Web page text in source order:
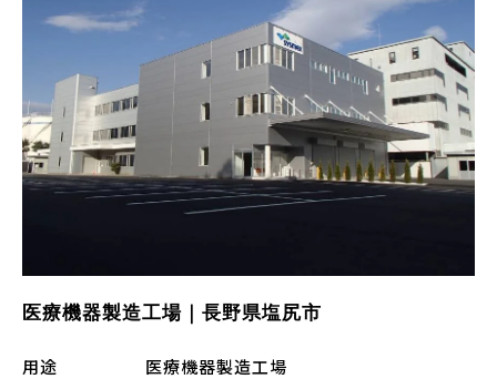
医療機器製造工場｜長野県塩尻市
用途
医療機器製造工場